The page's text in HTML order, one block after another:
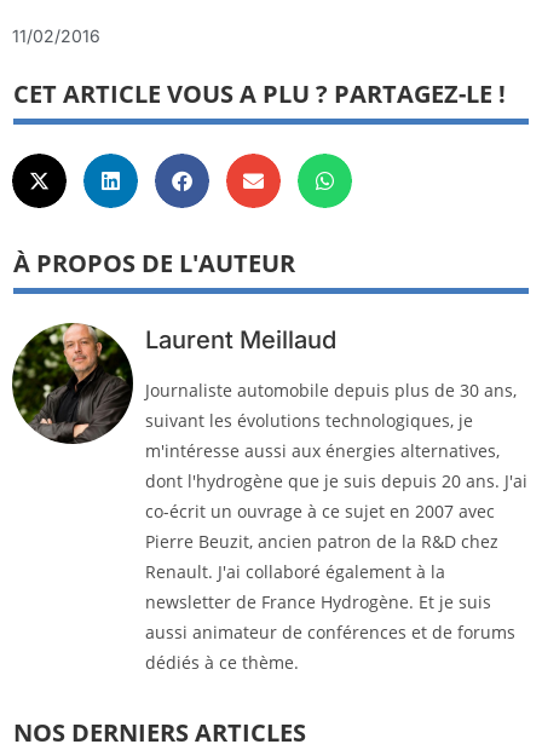
11/02/2016
CET ARTICLE VOUS A PLU ? PARTAGEZ-LE !
À PROPOS DE L'AUTEUR
Laurent Meillaud
Journaliste automobile depuis plus de 30 ans,
suivant les évolutions technologiques, je
m'intéresse aussi aux énergies alternatives,
dont l'hydrogène que je suis depuis 20 ans. J'ai
co-écrit un ouvrage à ce sujet en 2007 avec
Pierre Beuzit, ancien patron de la R&D chez
Renault. J'ai collaboré également à la
newsletter de France Hydrogène. Et je suis
aussi animateur de conférences et de forums
dédiés à ce thème.
NOS DERNIERS ARTICLES